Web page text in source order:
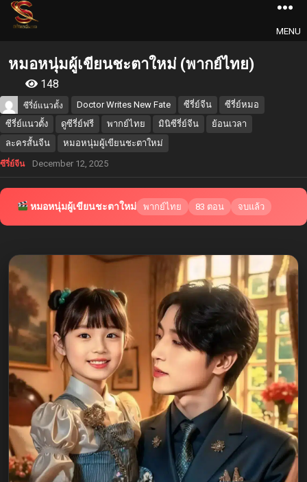
MENU
หมอหนุ่มผู้เขียนชะตาใหม่ (พากย์ไทย)
148
ซีรี่ย์แนวตั้ง Doctor Writes New Fate ซีรี่ย์จีน
ซีรี่ย์หมอ
ซีรี่ย์แนวตั้ง
ดูซีรี่ย์ฟรี พากย์ไทย มินิซีรี่ย์จีน
ย้อนเวลา
ละครสั้นจีน
หมอหนุ่มผู้เขียนชะตาใหม่
ซีรี่ย์จีน December 12, 2025
หมอหนุ่มผู้เขียนชะตาใหม่ พากย์ไทย 83 ตอน จบแล้ว